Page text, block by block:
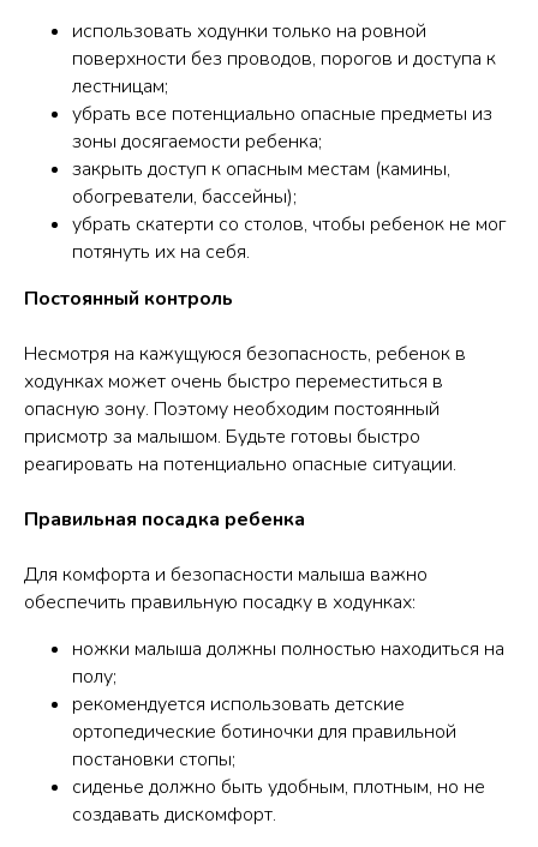
использовать ходунки только на ровной
поверхности без проводов, порогов и доступа к
лестницам;
убрать все потенциально опасные предметы из
зоны досягаемости ребенка;
закрыть доступ к опасным местам (камины,
обогреватели, бассейны);
убрать скатерти со столов, чтобы ребенок не мог
потянуть их на себя.
Постоянный контроль
Несмотря на кажущуюся безопасность, ребенок в
ходунках может очень быстро переместиться в
опасную зону. Поэтому необходим постоянный
присмотр за малышом. Будьте готовы быстро
реагировать на потенциально опасные ситуации.
Правильная посадка ребенка
Для комфорта и безопасности малыша важно
обеспечить правильную посадку в ходунках:
ножки малыша должны полностью находиться на
полу;
рекомендуется использовать детские
ортопедические ботиночки для правильной
постановки стопы;
сиденье должно быть удобным, плотным, но не
создавать дискомфорт.